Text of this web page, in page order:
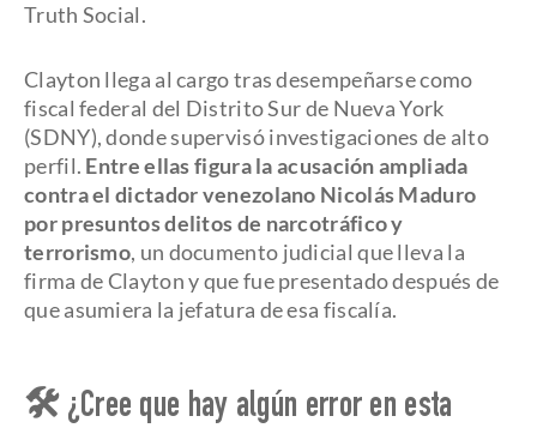
Truth Social.
Clayton llega al cargo tras desempeñarse como
fiscal federal del Distrito Sur de Nueva York
(SDNY), donde supervisó investigaciones de alto
perfil. Entre ellas figura la acusación ampliada
contra el dictador venezolano Nicolás Maduro
por presuntos delitos de narcotráfico y
terrorismo, un documento judicial que lleva la
firma de Clayton y que fue presentado después de
que asumiera la jefatura de esa fiscalía.
🛠 ¿Cree que hay algún error en esta